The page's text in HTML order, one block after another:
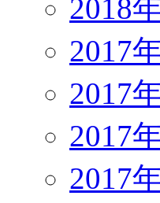
2018
2017
2017
2017
2017